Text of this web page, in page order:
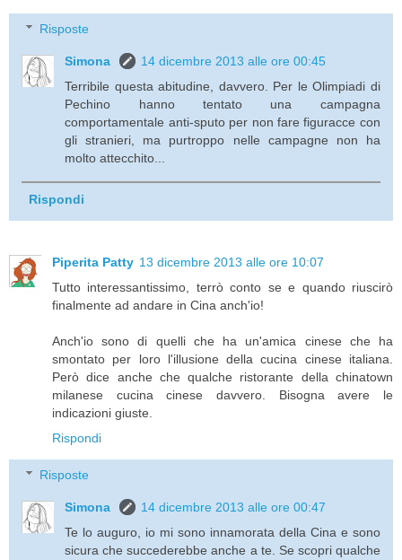
Risposte
Simona
14 dicembre 2013 alle ore 00:45
Terribile questa abitudine, davvero. Per le Olimpiadi di
Pechino hanno tentato una campagna
comportamentale anti-sputo per non fare figuracce con
gli stranieri, ma purtroppo nelle campagne non ha
molto attecchito...
Rispondi
Piperita Patty 13 dicembre 2013 alle ore 10:07
Tutto interessantissimo, terrò conto se e quando riuscirò
finalmente ad andare in Cina anch'io!
Anch'io sono di quelli che ha un'amica cinese che ha
smontato per loro l'illusione della cucina cinese italiana.
Però dice anche che qualche ristorante della chinatown
milanese cucina cinese davvero. Bisogna avere le
indicazioni giuste.
Rispondi
Risposte
Simona
14 dicembre 2013 alle ore 00:47
Te lo auguro, io mi sono innamorata della Cina e sono
sicura che succederebbe anche a te. Se scopri qualche